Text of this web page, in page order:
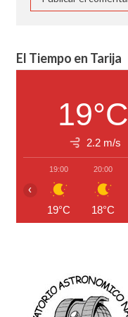
El Tiempo en Tarija
19°C
2.2 m/s
19:00
19°C
20:00
18°C
‹